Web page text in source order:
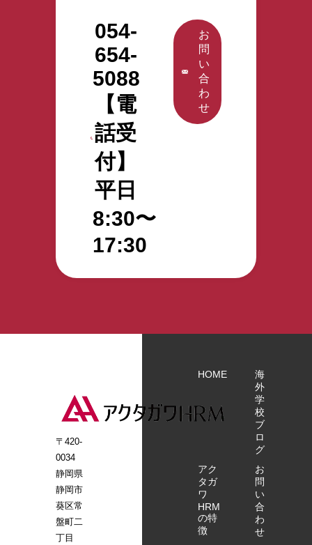
054-
654-
5088
【電
話受
付】
平日
8:30〜
17:30
お
問
い
合
わ
せ
〒420-
0034
静岡県
静岡市
葵区常
盤町二
丁目
HOME
アク
タガ
ワ
HRM
の特
徴
海
外
学
校
ブ
ロ
グ
お
問
い
合
わ
せ